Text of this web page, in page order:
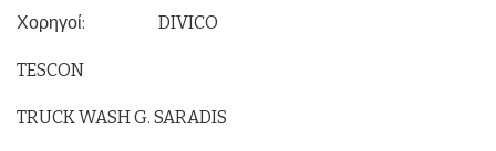
Χορηγοί: DIVICO
TESCON
TRUCK WASH G. SARADIS